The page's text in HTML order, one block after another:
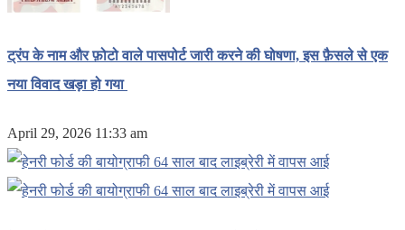
ट्रंप के नाम और फ़ोटो वाले पासपोर्ट जारी करने की घोषणा, इस फ़ैसले से एक
नया विवाद खड़ा हो गया
April 29, 2026 11:33 am